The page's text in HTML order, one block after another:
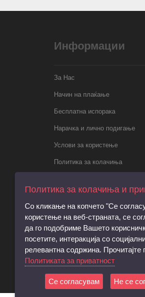
Информации
За Нас
Начин на плаќање
Бесплатна испорака
Нарачка и лично подигање
Услови за користење
Политика за колачиња
Правила за електронски
регистрација и права на
Барање за запирање на
личните податоци
Услови и согласност за
маркетинг
Политика за колачиња и
Со кликање на копчето "Се
користење на веб-страната, се
да го подобриме Вашето
посетите, интеракција со
релевантна содржина. Прочитајте
Политиката за приватност
Се согласувам Не се